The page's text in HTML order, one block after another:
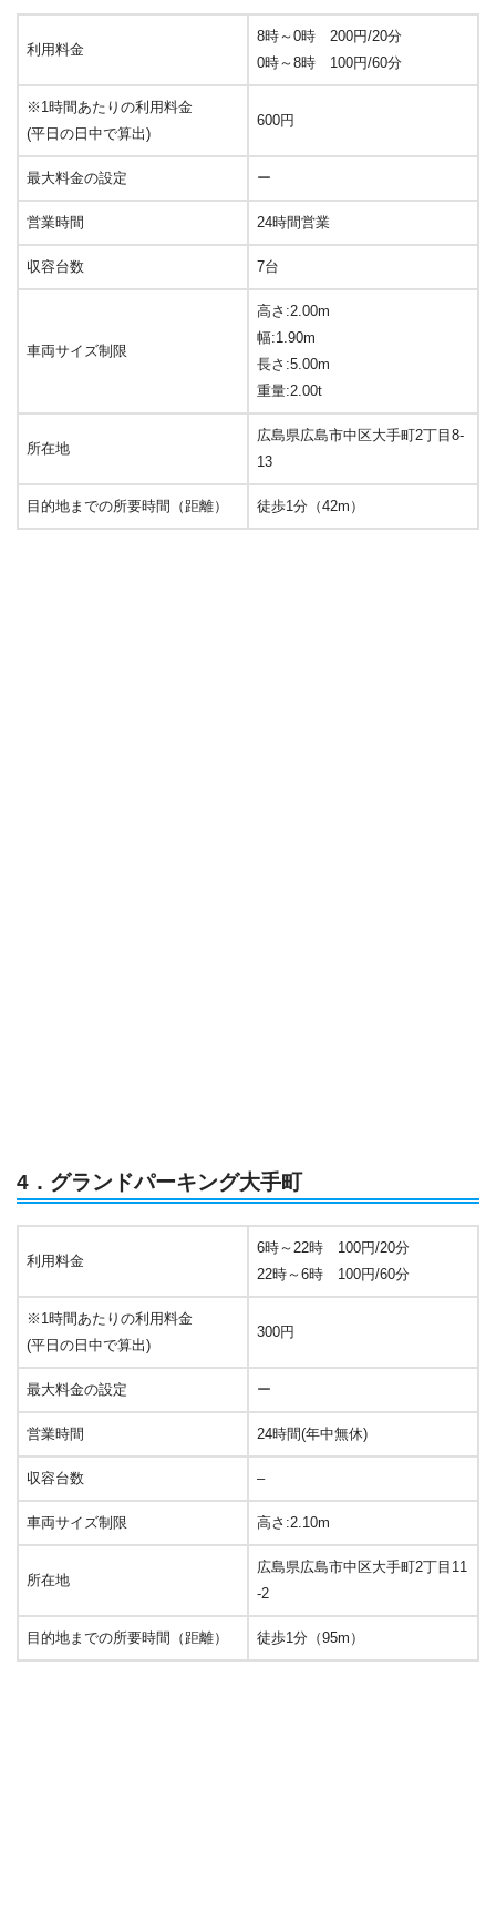
利用料金
8時～0時 200円/20分
0時～8時 100円/60分
※1時間あたりの利用料金
(平日の日中で算出)
600円
最大料金の設定 ー
営業時間 24時間営業
収容台数 7台
車両サイズ制限
高さ:2.00m
幅:1.90m
長さ:5.00m
重量:2.00t
所在地
広島県広島市中区大手町2丁目8-
13
目的地までの所要時間（距離） 徒歩1分（42m）
4．グランドパーキング大手町
利用料金
6時～22時 100円/20分
22時～6時 100円/60分
※1時間あたりの利用料金
(平日の日中で算出)
300円
最大料金の設定 ー
営業時間 24時間(年中無休)
収容台数 –
車両サイズ制限 高さ:2.10m
所在地
広島県広島市中区大手町2丁目11
-2
目的地までの所要時間（距離） 徒歩1分（95m）